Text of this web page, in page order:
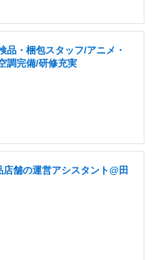
品・梱包スタッフ/アニメ・
調完備/研修充実
舗の運営アシスタント@田